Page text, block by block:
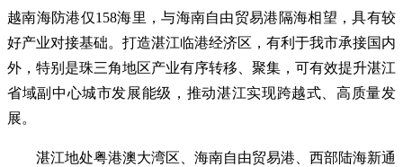
越南海防港仅158海里，与海南自由贸易港隔海相望，具有较
好产业对接基础。打造湛江临港经济区，有利于我市承接国内
外，特别是珠三角地区产业有序转移、聚集，可有效提升湛江
省域副中心城市发展能级，推动湛江实现跨越式、高质量发
展。
湛江地处粤港澳大湾区、海南自由贸易港、西部陆海新通